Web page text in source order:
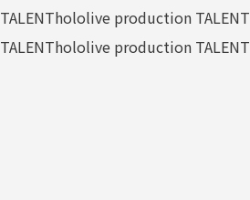
TALENThololive production TALENT
TALENThololive production TALENT